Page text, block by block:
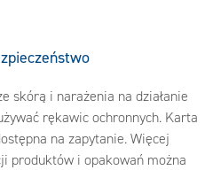
skórą i narażenia na działanie
rękawic ochronnych. Karta
na zapytanie. Więcej
produktów i opakowań można